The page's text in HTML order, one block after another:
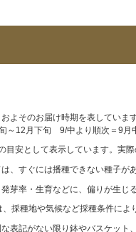
よそのお届け時期を表しています
～12月下旬 9/中より順次＝9月
目安として表示しています。実
、すぐには播種できない種子が
芽率・生育などに、偏りが生じ
採種地や気候など採種条件によ
表記がない限り鉢やバスケット